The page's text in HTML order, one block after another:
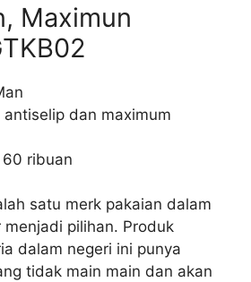
Maximun
antiselip dan maximum
60 ribuan
satu merk pakaian dalam
menjadi pilihan. Produk
dalam negeri ini punya
tidak main main dan akan